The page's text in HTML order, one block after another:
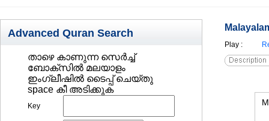
Advanced Quran Search
താഴെ കാണുന്ന സെര്‍ച്ച്‌
ബോക്സില്‍ മലയാളം
ഇംഗ്ലീഷില്‍ ടൈപ്പ് ചെയ്തു
space കീ അടിക്കുക
Key
Play :